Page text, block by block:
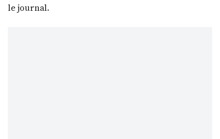
le journal.